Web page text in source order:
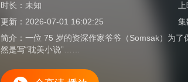
时长： 未知
更新： 2026-07-01 16:02:25 集
简介： 一位 75 岁的资深作家爷爷（Somsak）为
然是写“耽美小说”……